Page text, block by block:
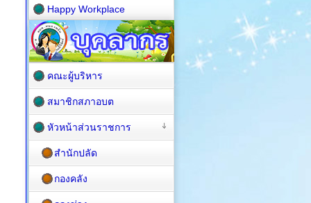
Happy Workplace
คณะผู้บริหาร
สมาชิกสภาอบต
หัวหน้าส่วนราชการ
สำนักปลัด
กองคลัง